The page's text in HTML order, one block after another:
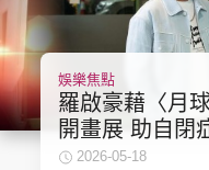
娛樂焦點
羅啟豪藉〈月
開畫展 助自閉
2026-05-18